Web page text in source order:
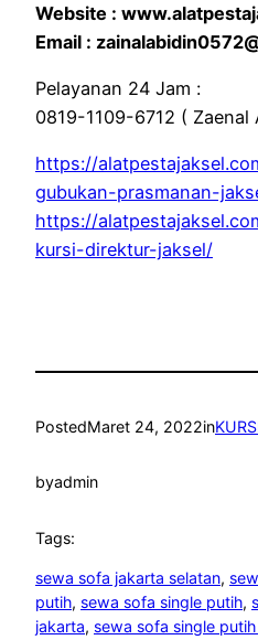
Website :
Email :
Pelayanan 24 Jam :
0819-1109-6712 ( Zaenal
https://
gubukan-prasmanan-
https://
kursi-direktur-jaksel/
PostedMaret 24, 2022in
byadmin
Tags:
sewa sofa jakarta selatan,
putih, sewa sofa single putih,
jakarta, sewa sofa single